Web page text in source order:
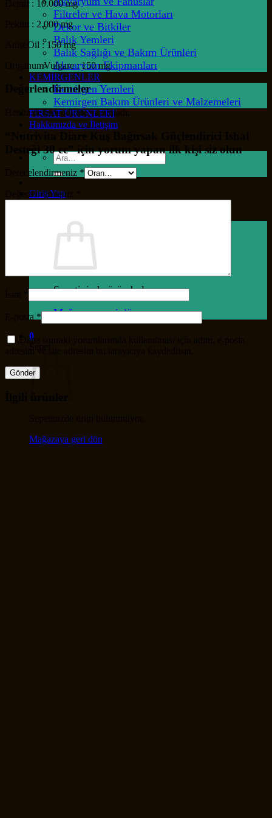
Filtreler ve Hava Motorları
Dekor ve Bitkiler
Balık Yemleri
Balık Sağlığı ve Bakım Ürünleri
Akvaryum Ekipmanları
KEMİRGENLER
Kemirgen Yemleri
Kemirgen Bakım Ürünleri ve Malzemeleri
FIRSAT ÜRÜNLERİ
Hakkımızda ve İletişim
Ara:
Giriş Yap
Sepetinizde ürün bulunmuyor.
Mağazaya geri dön
0
Mağazaya geri dön
Demir : 10.000 mg
Pektin : 2.000 mg
AniseOil : 150 mg
OriganumVulgare : 150 mg
Değerlendirmeler
Henüz değerlendirme yapılmadı.
Desteği 30 cc” için yorum yapan ilk kişi siz olun
Derecelendirmeniz *
Değerlendirmeniz
E-posta*
Daha sonraki yorumlarımda kullanılması için adım, e-posta